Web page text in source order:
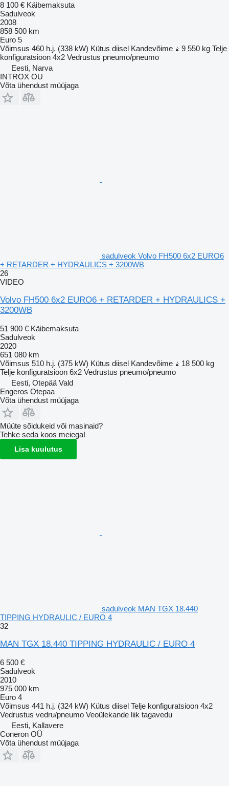
8 100 € Käibemaksuta
Sadulveok
2008
858 500 km
Euro 5
Võimsus 460 h.j. (338 kW) Kütus diisel Kandevõime 9 550 kg Telje
konfiguratsioon 4x2 Vedrustus pneumo/pneumo
Eesti, Narva
INTROX OU
Võta ühendust müüjaga
sadulveok Volvo FH500 6x2 EURO6
+ RETARDER + HYDRAULICS + 3200WB
26
VIDEO
Volvo FH500 6x2 EURO6 + RETARDER + HYDRAULICS +
3200WB
51 900 € Käibemaksuta
Sadulveok
2020
651 080 km
Võimsus 510 h.j. (375 kW) Kütus diisel Kandevõime
18 500 kg
Telje konfiguratsioon 6x2 Vedrustus pneumo/pneumo
Eesti, Otepää Vald
Engeros Otepaa
Võta ühendust müüjaga
Müüte sõidukeid või masinaid?
Tehke seda koos meiega!
Lisa kuulutus
sadulveok MAN TGX 18.440
TIPPING HYDRAULIC / EURO 4
32
MAN TGX 18.440 TIPPING HYDRAULIC / EURO 4
6 500 €
Sadulveok
2010
975 000 km
Euro 4
Võimsus 441 h.j. (324 kW) Kütus diisel Telje konfiguratsioon 4x2
Vedrustus vedru/pneumo Veoülekande liik tagavedu
Eesti, Kallavere
Coneron OÜ
Võta ühendust müüjaga